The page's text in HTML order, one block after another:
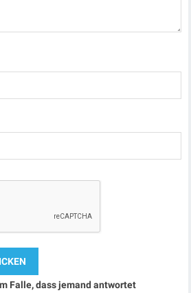
Falle, dass jemand antwortet